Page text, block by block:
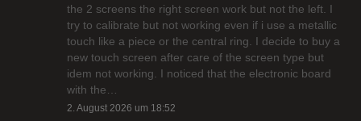
the 2 screens the right screen work but not the left. I
try to calibrate but not working even if i use a metallic
touch like a piece or the central ring. I decide to buy a
new touch screen after care of the screen type but
idem not working. I noticed that the electronic board
with the…
2. August 2026 um 18:52